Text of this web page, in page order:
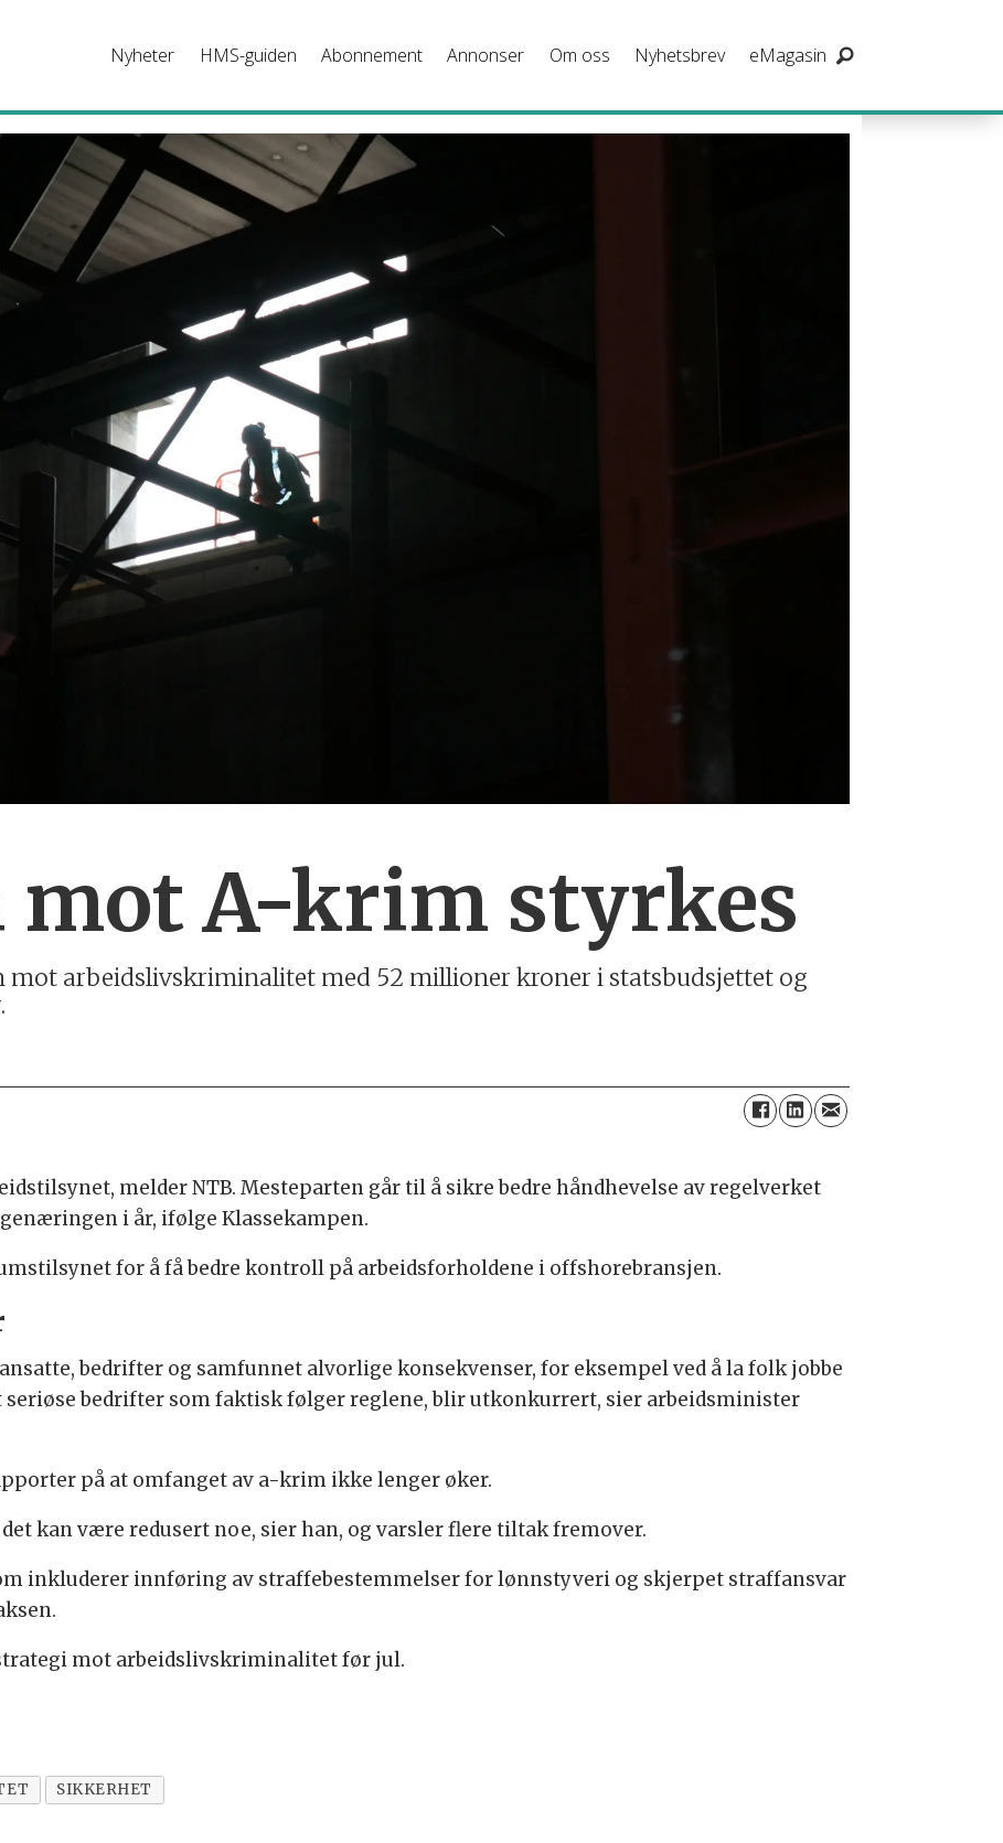
Nyheter HMS-guiden Abonnement Annonser Om oss Nyhetsbrev eMagasin
mot A-krim styrkes
mot arbeidslivskriminalitet med 52 millioner kroner i statsbudsjettet og
melder NTB. Mesteparten går til å sikre bedre håndhevelse av regelverket
i år, ifølge Klassekampen.
for å få bedre kontroll på arbeidsforholdene i offshorebransjen.
bedrifter og samfunnet alvorlige konsekvenser, for eksempel ved å la folk jobbe
seriøse bedrifter som faktisk følger reglene, blir utkonkurrert, sier arbeidsminister
på at omfanget av a-krim ikke lenger øker.
kan være redusert noe, sier han, og varsler flere tiltak fremover.
inkluderer innføring av straffebestemmelser for lønnstyveri og skjerpet straffansvar
mot arbeidslivskriminalitet før jul.
SIKKERHET